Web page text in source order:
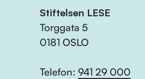
Stiftelsen LESE
Torggata 5
0181 OSLO
Telefon: 941 29 000